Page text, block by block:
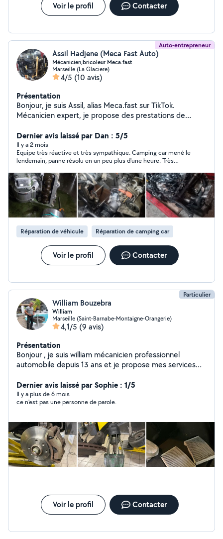
Voir le profil Contacter
Auto-entrepreneur
Assil Hadjene (Meca Fast Auto)
Mécanicien,bricoleur Meca.fast
Marseille (La Glaciere)
4/5 (10 avis)
Présentation
Bonjour, je suis Assil, alias Meca.fast sur TikTok.
Mécanicien expert, je propose des prestations de
spécialisé en boîte auto DSG) de qualité et à tarifs
compétitifs. Pour toute demande zéro six, soixante-huit,
zéro sept, quarante-neuf, trente-quatre er retrouvez-
moi sur TikTok.
Dernier avis laissé par Dan : 5/5
Il y a 2 mois
Equipe très réactive et très sympathique. Camping car mené le
lendemain, panne résolu en un peu plus d'une heure. Très
Réparation de véhicule Réparation de camping car
Voir le profil Contacter
Particulier
William Bouzebra
William
Marseille (Saint-Barnabe-Montaigne-Orangerie)
4,1/5 (9 avis)
Présentation
Bonjour , je suis william mécanicien professionnel
automobile depuis 13 ans et je propose mes services
machine à pneus , machine à géométrie , valise
diagnostic , polissage des feux , vidange , embrayage ,
distribution ect )
Dernier avis laissé par Sophie : 1/5
Il y a plus de 6 mois
ce n'est pas une personne de parole.
Voir le profil Contacter